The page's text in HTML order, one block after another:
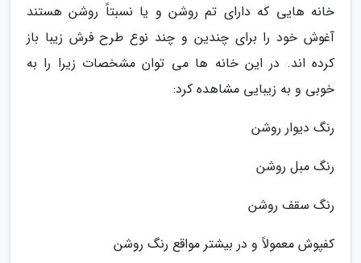
خانه هایی که دارای تم روشن و یا نسبتاً روشن هستند
آغوش خود را برای چندین و چند نوع طرح فرش زیبا باز
کرده اند. در این خانه ها می توان مشخصات زیرا را به
خوبی و به زیبایی مشاهده کرد:
رنگ دیوار روشن
رنگ مبل روشن
رنگ سقف روشن
کفپوش معمولاً و در بیشتر مواقع رنگ روشن